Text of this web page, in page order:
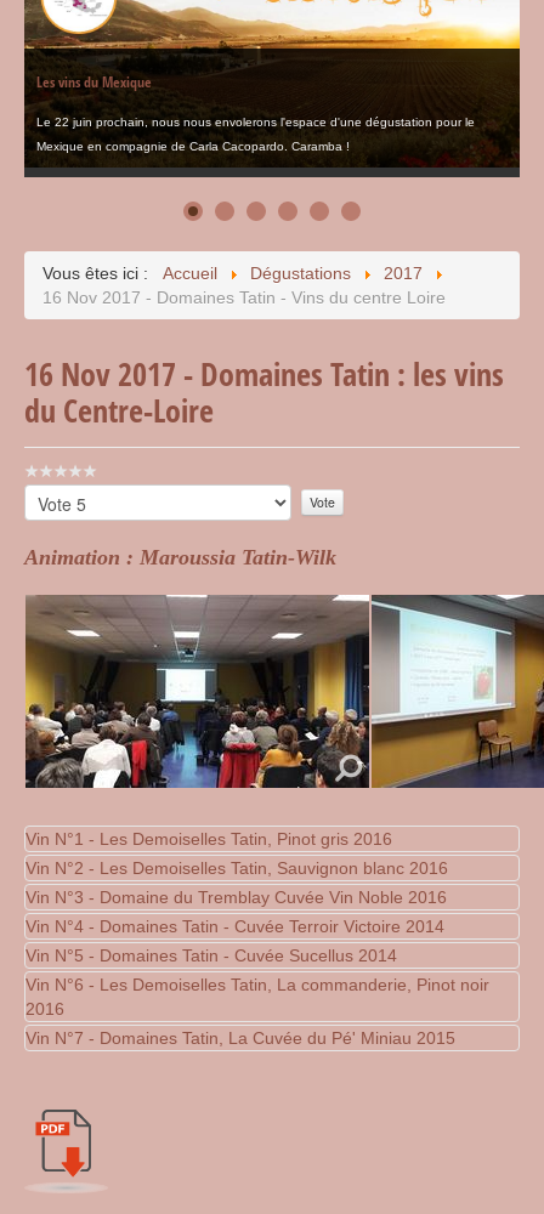
Les vins du Mexique
Le 22 juin prochain, nous nous envolerons l'espace d'une dégustation pour le
Mexique en compagnie de Carla Cacopardo. Caramba !
Vous êtes ici : Accueil Dégustations
2017
16 Nov 2017 - Domaines Tatin - Vins du centre Loire
16 Nov 2017 - Domaines Tatin : les vins
du Centre-Loire
Vote
utilisateur:
Veuillez
voter
Animation : Maroussia Tatin-Wilk
Vin N°1 - Les Demoiselles Tatin, Pinot gris 2016
Votre texte...
Vin N°2 - Les Demoiselles Tatin, Sauvignon blanc 2016
Votre texte...
Vin N°3 - Domaine du Tremblay Cuvée Vin Noble 2016
Votre texte...
Vin N°4 - Domaines Tatin - Cuvée Terroir Victoire 2014
Votre texte...
Vin N°5 - Domaines Tatin - Cuvée Sucellus 2014
Votre texte...
Vin N°6 - Les Demoiselles Tatin, La commanderie, Pinot noir
2016
Votre texte...
Vin N°7 - Domaines Tatin, La Cuvée du Pé' Miniau 2015